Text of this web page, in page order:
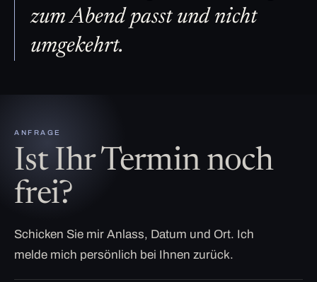
zum Abend passt und nicht
umgekehrt.
ANFRAGE
Ist Ihr Termin noch
frei?
Schicken Sie mir Anlass, Datum und Ort. Ich
melde mich persönlich bei Ihnen zurück.